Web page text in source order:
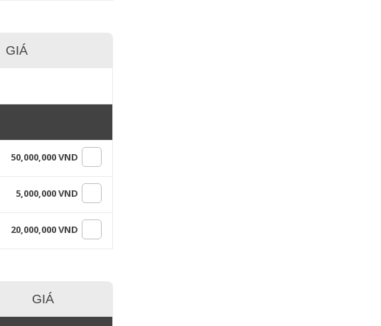
GIÁ
50,000,000 VND
5,000,000 VND
20,000,000 VND
GIÁ